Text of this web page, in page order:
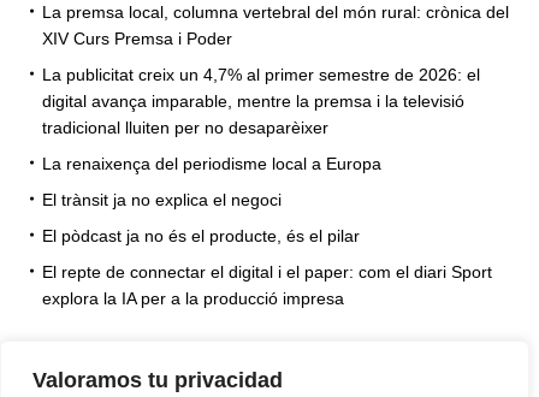
Valoramos tu privacidad
La premsa local, columna vertebral del món rural: crònica del
XIV Curs Premsa i Poder
La publicitat creix un 4,7% al primer semestre de 2026: el
digital avança imparable, mentre la premsa i la televisió
tradicional lluiten per no desaparèixer
La renaixença del periodisme local a Europa
El trànsit ja no explica el negoci
El pòdcast ja no és el producte, és el pilar
El repte de connectar el digital i el paper: com el diari Sport
explora la IA per a la producció impresa